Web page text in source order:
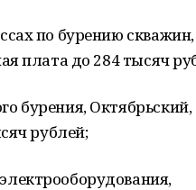
по бурению скважин,
плата до 284 тысяч
бурения,
рублей;